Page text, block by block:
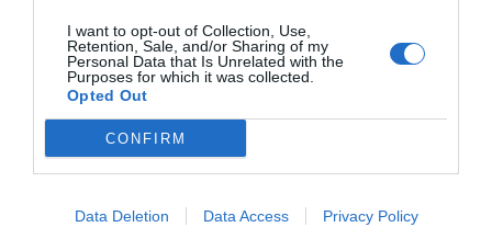
I want to opt-out of Collection, Use,
Retention, Sale, and/or Sharing of my
Personal Data that Is Unrelated with the
Purposes for which it was collected.
Opted Out
CONFIRM
Data Deletion Data Access Privacy Policy